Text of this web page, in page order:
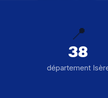
📍
38
département